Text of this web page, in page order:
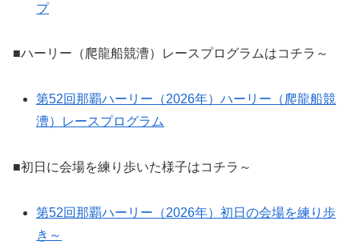
プ
■ハーリー（爬龍船競漕）レースプログラムはコチラ～
第52回那覇ハーリー（2026年）ハーリー（爬龍船競
漕）レースプログラム
■初日に会場を練り歩いた様子はコチラ～
第52回那覇ハーリー（2026年）初日の会場を練り歩
き～